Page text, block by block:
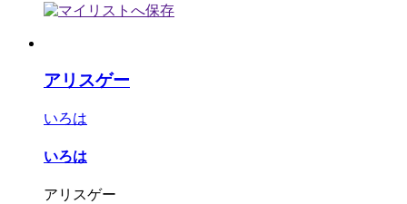
アリスゲー
いろは
いろは
アリスゲー